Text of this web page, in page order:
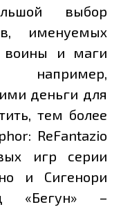
выбор
именуемых
воины и маги
например,
деньги для
тем более
ReFantazio
игр серии
и Сигенори
«Бегун» –